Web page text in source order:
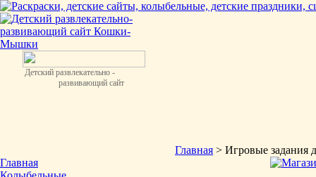
Детский развлекательно -
развивающий сайт
Главная
Главная > Игровые задания